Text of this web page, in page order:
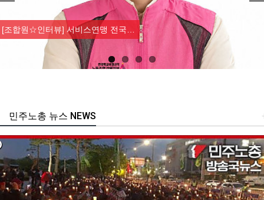
[조합원☆인터뷰] 서비스연맹 전국…
주노총 뉴스 NEWS